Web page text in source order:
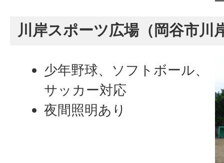
川岸スポーツ広場（岡谷市川
少年野球、ソフトボール、
サッカー対応
夜間照明あり